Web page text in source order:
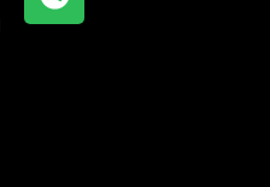
a